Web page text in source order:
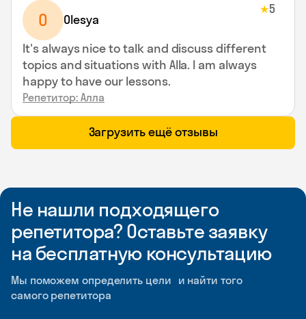
O Olesya
★5
It's always nice to talk and discuss different
topics and situations with Alla. I am always
happy to have our lessons.
Репетитор: Алла
Загрузить ещё отзывы
Не нашли подходящего
репетитора? Оставьте заявку
на бесплатную консультацию
Мы поможем определить цели и найти того
самого репетитора